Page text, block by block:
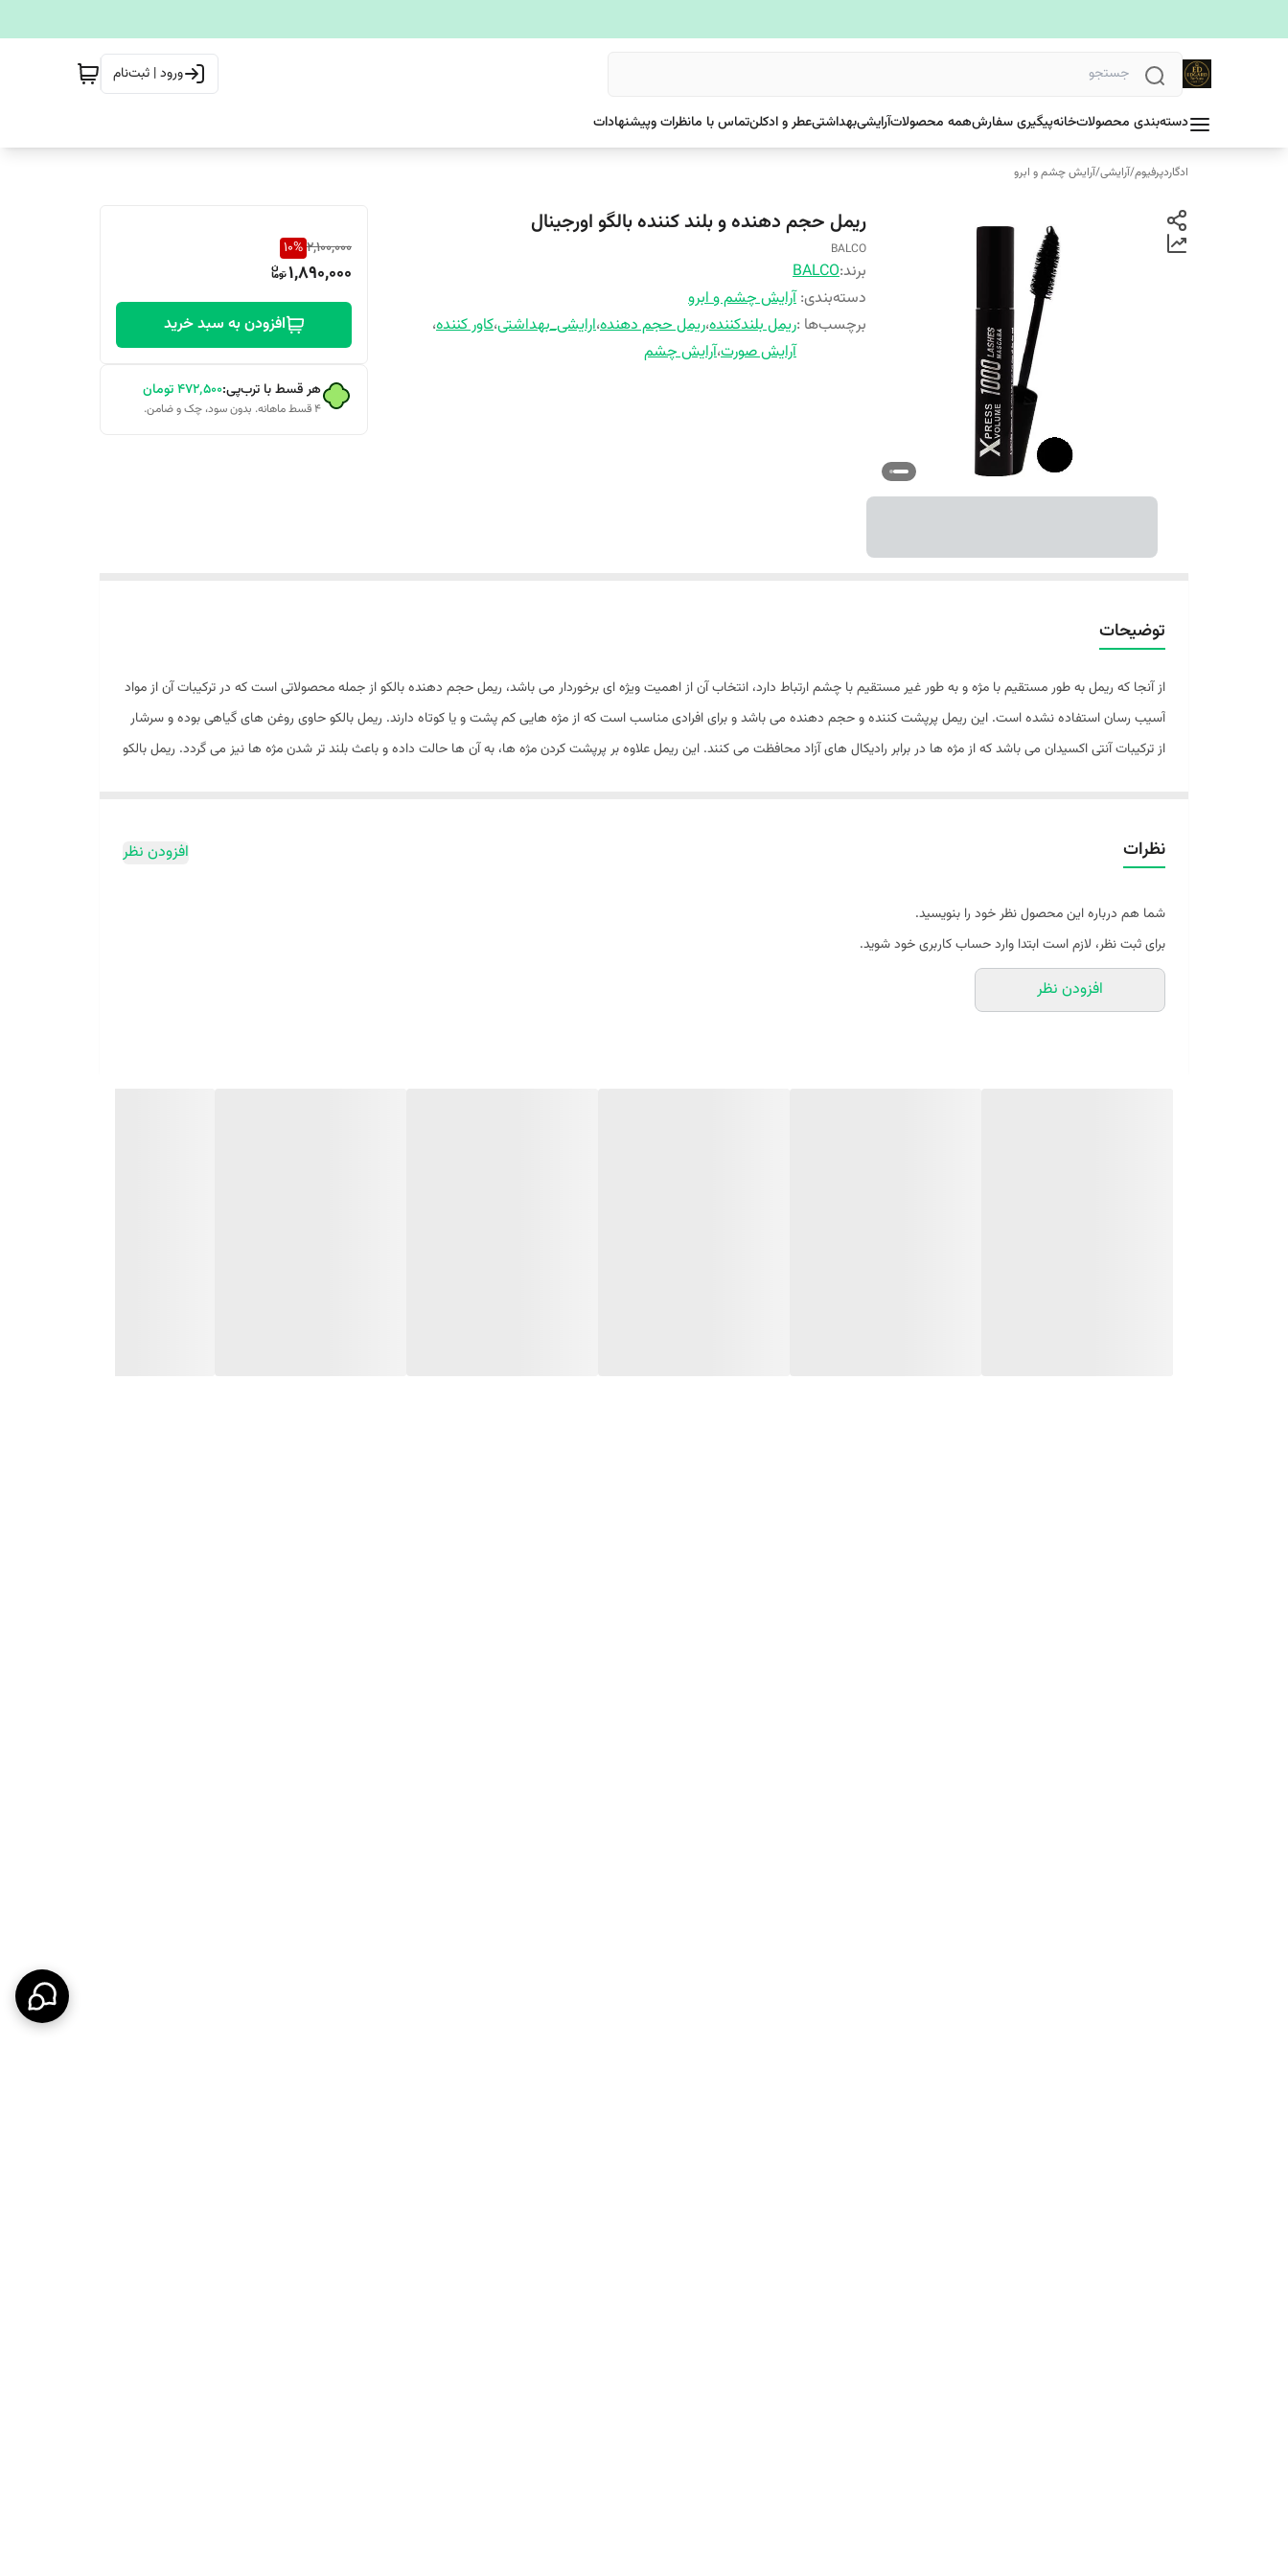
ورود | ثبت‌نام
دسته‌بندی محصولاتخانهپیگیری سفارشهمه محصولاتآرایشیبهداشتیعطر و ادکلنتماس با مانظرات وپیشنهادات
ادگاردپرفیوم/آرایشی/آرایش چشم و ابرو
ریمل حجم دهنده و بلند کننده بالگو اورجینال
BALCO
برند:BALCO
دسته‌بندی:آرایش چشم و ابرو
برچسب‌ها :ریمل بلندکننده،ریمل حجم دهنده،ارایشی_بهداشتی،کاور کننده،
آرایش صورت،آرایش چشم
2,100,000
10%
1,890,000
افزودن به سبد خرید
هر قسط با ترب‌پی:۴۷۲٬۵۰۰تومان
۴ قسط ماهانه. بدون سود، چک و ضامن.
توضیحات
از آنجا که ریمل به طور مستقیم با مژه و به طور غیر مستقیم با چشم ارتباط دارد، انتخاب آن از اهمیت ویژه ای برخوردار می باشد، ریمل حجم دهنده بالکو از جمله محصولاتی است که در ترکیبات آن از مواد
آسیب رسان استفاده نشده است. این ریمل پرپشت کننده و حجم دهنده می باشد و برای افرادی مناسب است که از مژه هایی کم پشت و یا کوتاه دارند. ریمل بالکو حاوی روغن های گیاهی بوده و سرشار
از ترکیبات آنتی اکسیدان می باشد که از مژه ها در برابر رادیکال های آزاد محافظت می کنند. این ریمل علاوه بر پرپشت کردن مژه ها، به آن ها حالت داده و باعث بلند تر شدن مژه ها نیز می گردد. ریمل بالکو
نمی گردد. بافت سبک این ریمل باعث می گردد که وجود آن را روی مژه خود احساس نکنید و زیبایی طبیعی که به مژه ها و چشمان شما می بخشد، بی نظیر می باشد.
نظرات افزودن نظر
شما هم درباره این محصول نظر خود را بنویسید.
برای ثبت نظر، لازم است ابتدا وارد حساب کاربری خود شوید.
افزودن نظر